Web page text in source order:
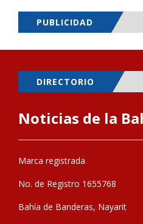
PUBLICIDAD
DIRECTORIO
Noticias de la
Marca registrada
No. de Registro 1655768
Bahía de Banderas, Nayarit